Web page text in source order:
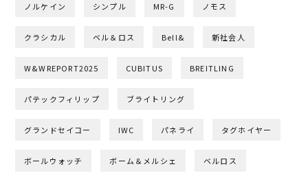
ノルケイン シンプル MR-G ノモス
クラシカル ベル＆ロス Bell& 新社会人
W&WREPORT2025 CUBITUS BREITLING
パテックフィリップ ブライトリング
グランドセイコー IWC パネライ タグホイヤー
ボールウォッチ ボーム＆メルシェ ベルロス